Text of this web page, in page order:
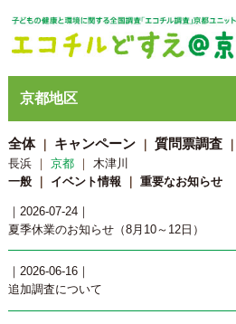
京都地区
全体｜ キャンペーン｜ 質問票調査｜
長浜｜ 京都｜ 木津川
一般｜ イベント情報 ｜ 重要なお知らせ
｜2026-07-24｜
夏季休業のお知らせ（8月10～12日）
｜2026-06-16｜
追加調査について